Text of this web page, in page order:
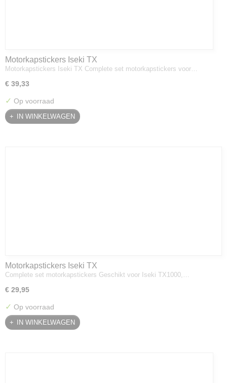
Motorkapstickers Iseki TX
Motorkapstickers Iseki TX Complete set motorkapstickers voor…
€ 39,33
✓ Op voorraad
IN WINKELWAGEN
Motorkapstickers Iseki TX
Complete set motorkapstickers Geschikt voor Iseki TX1000,…
€ 29,95
✓ Op voorraad
IN WINKELWAGEN